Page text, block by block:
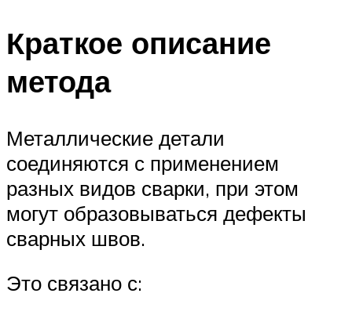
Краткое описание
метода
Металлические детали
соединяются с применением
разных видов сварки, при этом
могут образовываться дефекты
сварных швов.
Это связано с: